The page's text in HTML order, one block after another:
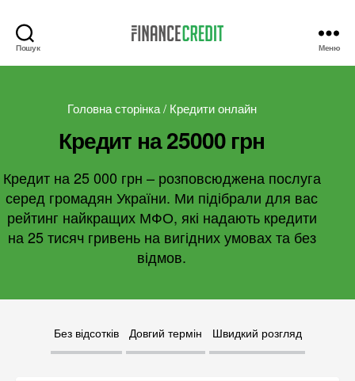
Пошук
Credit
Меню
Головна сторінка/ Кредити онлайн
Кредит на 25000 грн
Кредит на 25 000 грн – розповсюджена послуга
серед громадян України. Ми підібрали для вас
рейтинг найкращих МФО, які надають кредити
на 25 тисяч гривень на вигідних умовах та без
відмов.
Без відсотків Довгий термін Швидкий розгляд